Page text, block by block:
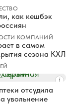
как кешбэк
КОМПАНИЙ
в самом
сезона КХЛ
отсудила
увольнение